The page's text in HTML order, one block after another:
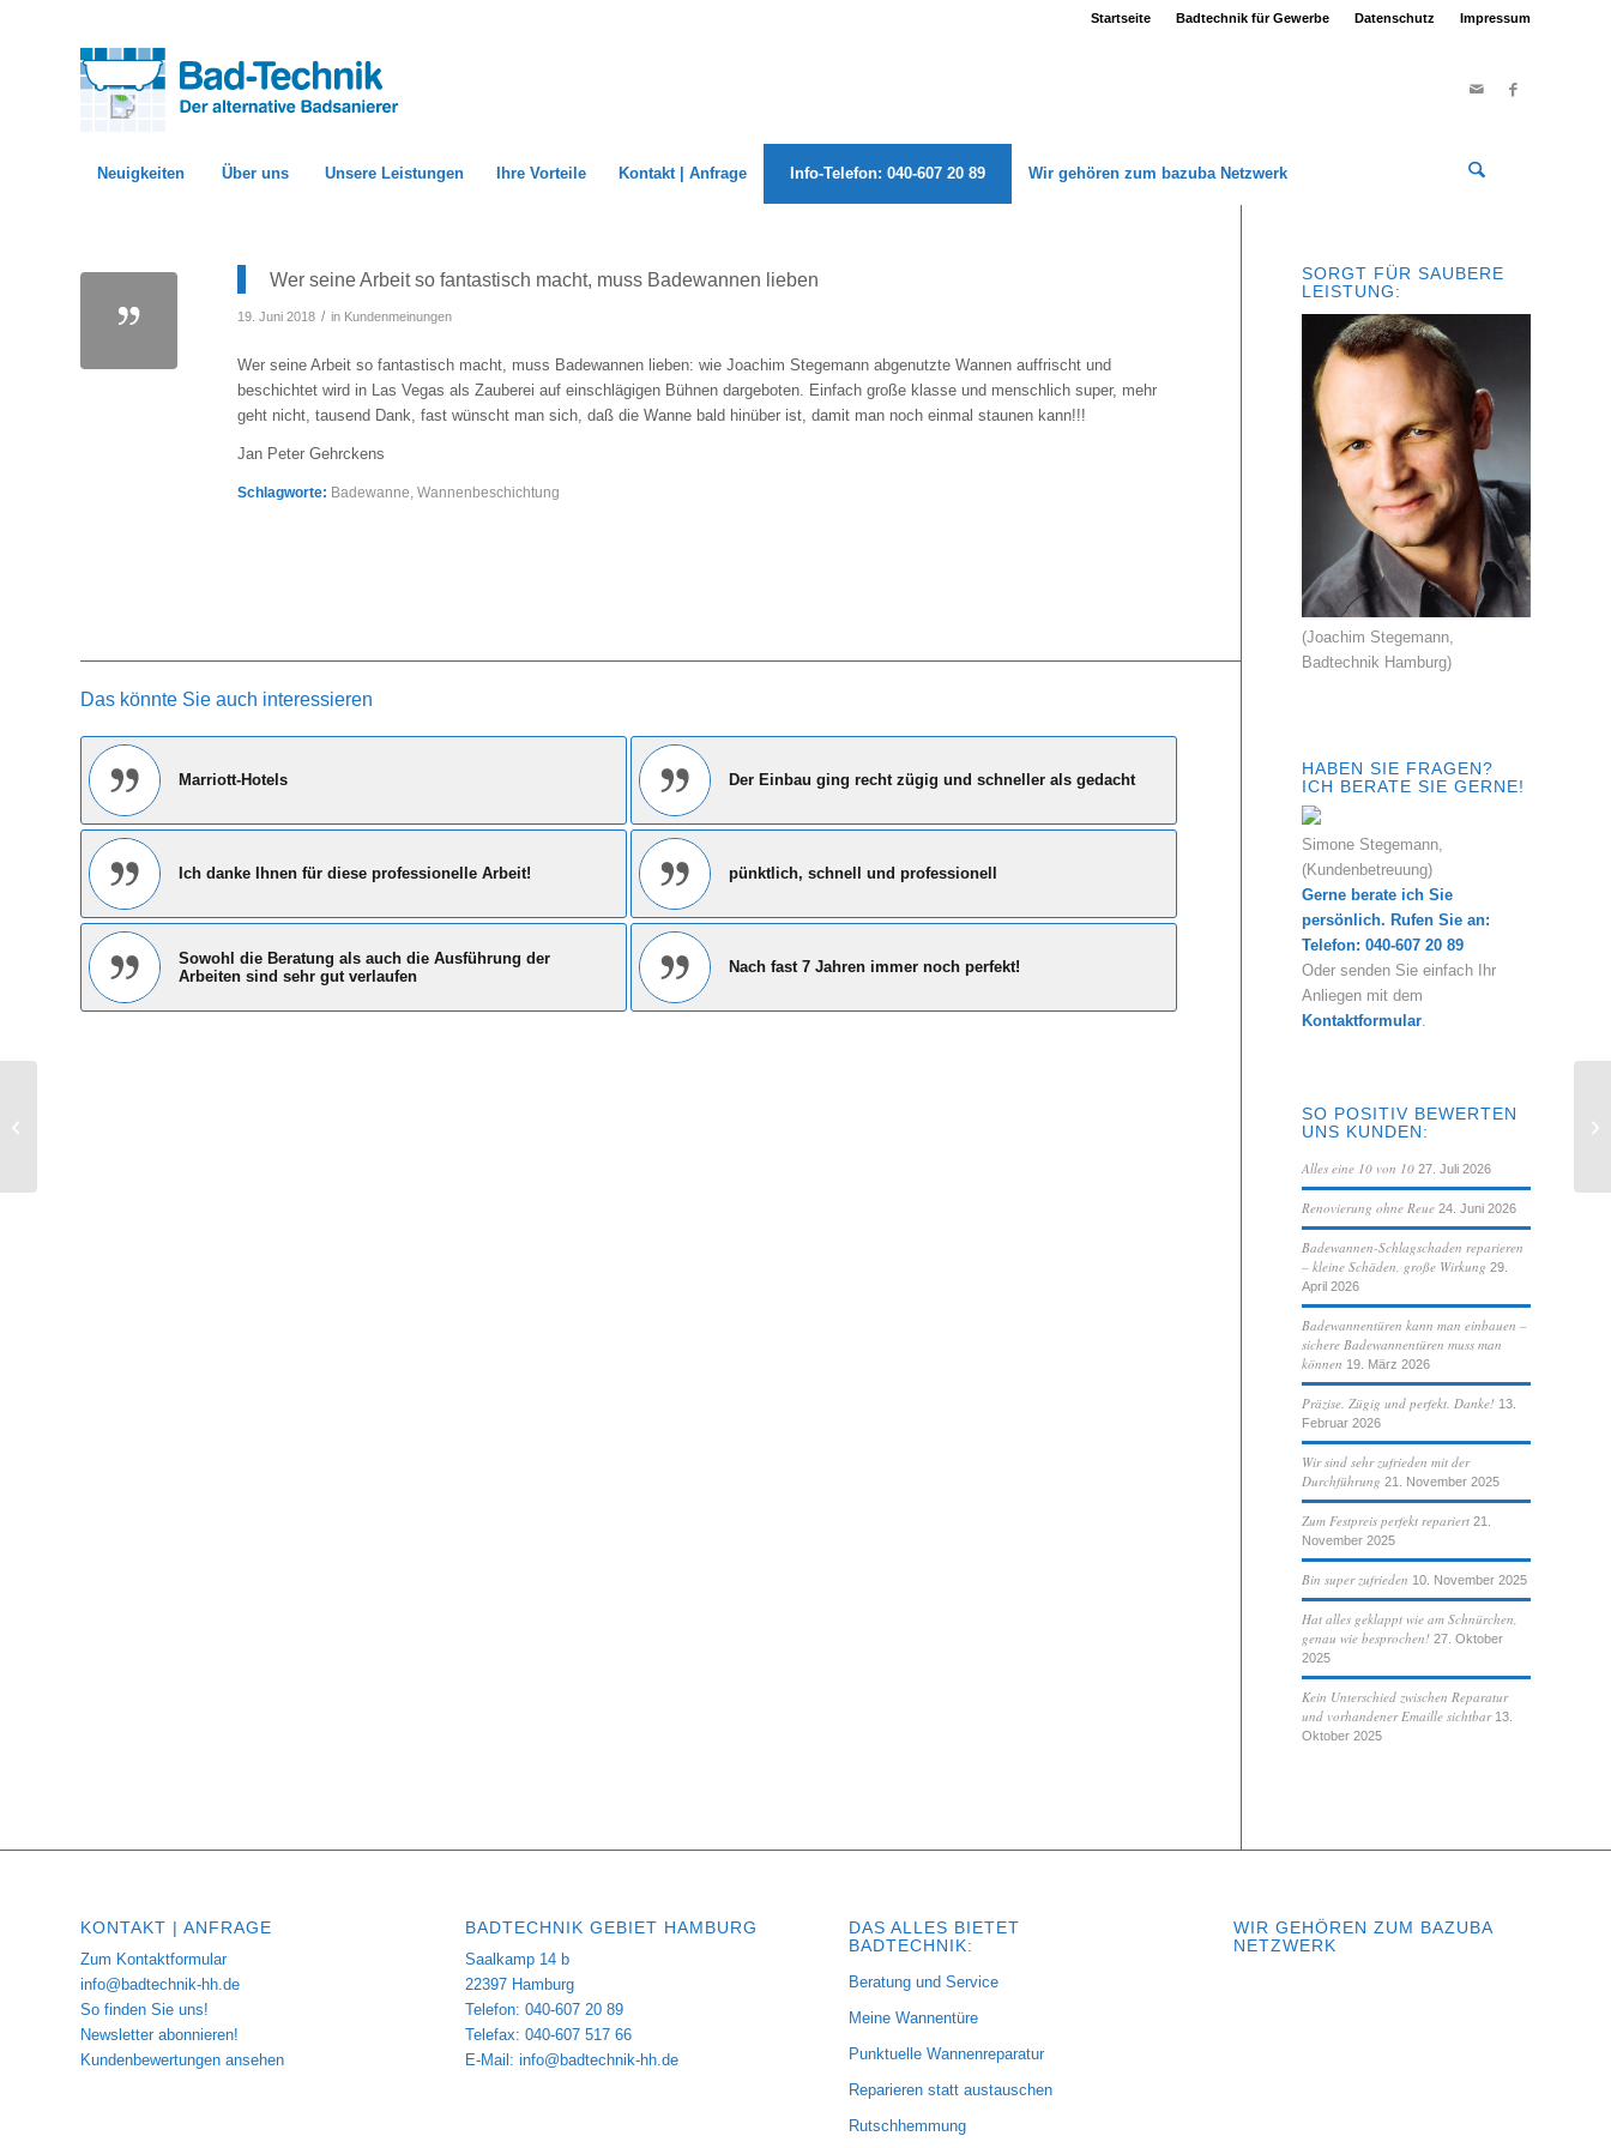
Startseite Badtechnik für Gewerbe Datenschutz Impressum
Neuigkeiten Über uns Unsere Leistungen Ihre Vorteile Kontakt | Anfrage Info-Telefon: 040-607 20 89 Wir gehören zum bazuba Netzwerk
Wer seine Arbeit so fantastisch macht, muss Badewannen lieben
19. Juni 2018 / in Kundenmeinungen
Wer seine Arbeit so fantastisch macht, muss Badewannen lieben: wie Joachim Stegemann abgenutzte Wannen auffrischt und
beschichtet wird in Las Vegas als Zauberei auf einschlägigen Bühnen dargeboten. Einfach große klasse und menschlich super, mehr
geht nicht, tausend Dank, fast wünscht man sich, daß die Wanne bald hinüber ist, damit man noch einmal staunen kann!!!
Jan Peter Gehrckens
Schlagworte: Badewanne Wannenbeschichtung
Das könnte Sie auch interessieren
Marriott-Hotels Der Einbau ging recht zügig und schneller als gedacht
Ich danke Ihnen für diese professionelle Arbeit! pünktlich, schnell und professionell
Sowohl die Beratung als auch die Ausführung der
Arbeiten sind sehr gut verlaufen
Nach fast 7 Jahren immer noch perfekt!
SORGT FÜR SAUBERE
LEISTUNG:
(Joachim Stegemann,
Badtechnik Hamburg)
HABEN SIE FRAGEN?
ICH BERATE SIE GERNE!
Simone Stegemann,
(Kundenbetreuung)
Gerne berate ich Sie
persönlich. Rufen Sie an:
Telefon: 040-607 20 89
Oder senden Sie einfach Ihr
Anliegen mit dem
Kontaktformular
SO POSITIV BEWERTEN
UNS KUNDEN:
Alles eine 10 von 10 27. Juli 2026
Renovierung ohne Reue 24. Juni 2026
Badewannen-Schlagschaden reparieren
– kleine Schäden, große Wirkung 29.
April 2026
Badewannentüren kann man einbauen –
sichere Badewannentüren muss man
können 19. März 2026
Präzise. Zügig und perfekt. Danke! 13.
Februar 2026
Wir sind sehr zufrieden mit der
Durchführung 21. November 2025
Zum Festpreis perfekt repariert 21.
November 2025
Bin super zufrieden 10. November 2025
Hat alles geklappt wie am Schnürchen,
genau wie besprochen! 27. Oktober
2025
Kein Unterschied zwischen Reparatur
und vorhandener Emaille sichtbar 13.
Oktober 2025
KONTAKT | ANFRAGE
Zum Kontaktformular
info@badtechnik-hh.de
So finden Sie uns!
Newsletter abonnieren!
Kundenbewertungen ansehen
BADTECHNIK GEBIET HAMBURG
Saalkamp 14 b
22397 Hamburg
Telefon: 040-607 20 89
Telefax: 040-607 517 66
E-Mail: info@badtechnik-hh.de
DAS ALLES BIETET
BADTECHNIK:
Beratung und Service
Meine Wannentüre
Punktuelle Wannenreparatur
Reparieren statt austauschen
Rutschhemmung
WIR GEHÖREN ZUM BAZUBA
NETZWERK